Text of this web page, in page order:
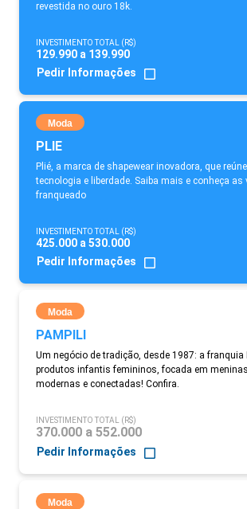
revestida no ouro 18k.
INVESTIMENTO TOTAL (R$)
129.990 a 139.990
Pedir Informações
Moda
PLIE
Plié, a marca de shapewear inovadora, que
tecnologia e liberdade. Saiba mais e conheça as
franqueado
INVESTIMENTO TOTAL (R$)
425.000 a 530.000
Pedir Informações
Moda
PAMPILI
Um negócio de tradição, desde 1987: a franquia
produtos infantis femininos, focada em
modernas e conectadas! Confira.
INVESTIMENTO TOTAL (R$)
370.000 a 552.000
Pedir Informações
Moda